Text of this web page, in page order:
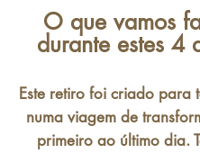
O que vamos
durante estes 4
Este retiro foi criado para
numa viagem de
primeiro ao último dia.